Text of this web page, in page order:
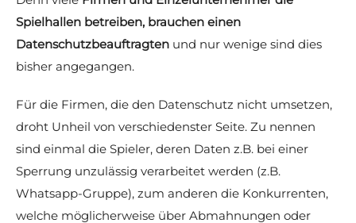
Spielhallen betreiben, brauchen einen
Datenschutzbeauftragten und nur wenige sind dies
bisher angegangen.
Für die Firmen, die den Datenschutz nicht umsetzen,
droht Unheil von verschiedenster Seite. Zu nennen
sind einmal die Spieler, deren Daten z.B. bei einer
Sperrung unzulässig verarbeitet werden (z.B.
Whatsapp-Gruppe), zum anderen die Konkurrenten,
welche möglicherweise über Abmahnungen oder